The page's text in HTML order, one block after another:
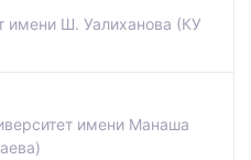
имени Ш. Уалиханова (КУ
имени Манаша